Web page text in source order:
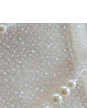
para pie sensible – unisex
baja
para pie sensible – unisex
Miracle Socks
Mentonera